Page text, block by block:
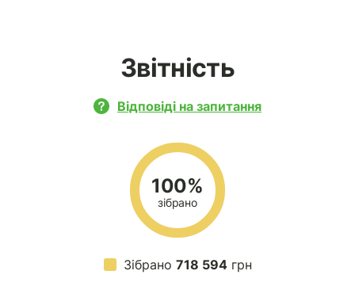
Звітність
Відповіді на запитання
100%
зібрано
Зібрано 718 594грн